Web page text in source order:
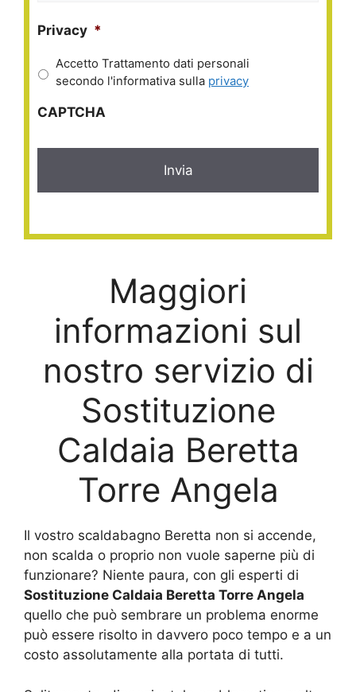
Privacy *
Accetto Trattamento dati personali
secondo l'informativa sulla privacy
CAPTCHA
Maggiori
informazioni sul
nostro servizio di
Sostituzione
Caldaia Beretta
Torre Angela
Il vostro scaldabagno Beretta non si accende,
non scalda o proprio non vuole saperne più di
funzionare? Niente paura, con gli esperti di
Sostituzione Caldaia Beretta Torre Angela
quello che può sembrare un problema enorme
può essere risolto in davvero poco tempo e a un
costo assolutamente alla portata di tutti.